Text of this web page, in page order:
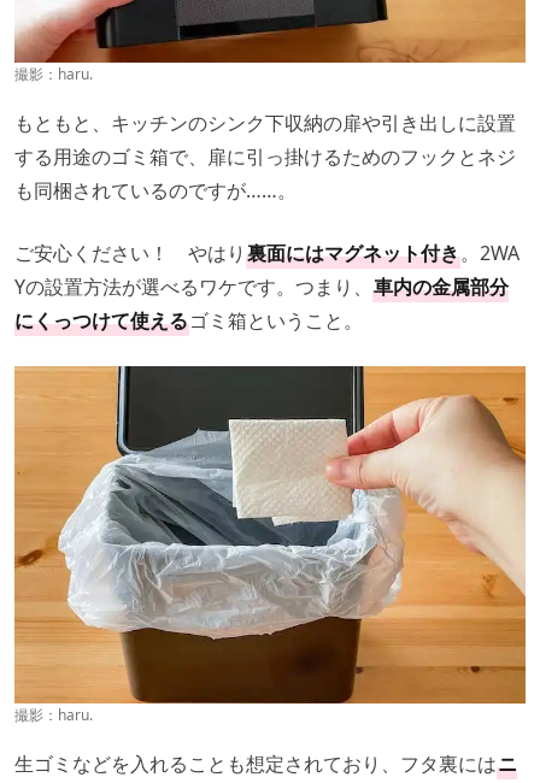
撮影：haru.
もともと、キッチンのシンク下収納の扉や引き出しに設置
する用途のゴミ箱で、扉に引っ掛けるためのフックとネジ
も同梱されているのですが……。
ご安心ください！ やはり 裏面にはマグネット付き。2WA
Yの設置方法が選べるワケです。つまり、 車内の金属部分
にくっつけて使えるゴミ箱ということ。
撮影：haru.
生ゴミなどを入れることも想定されており、フタ裏にはニ